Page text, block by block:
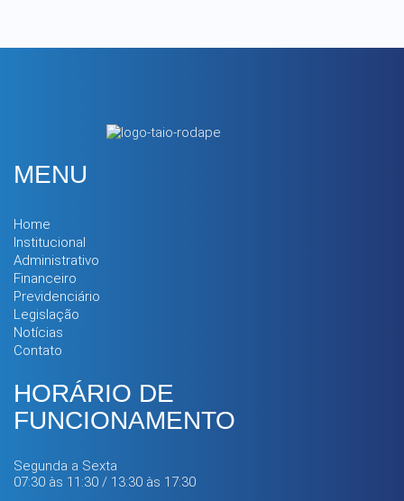
MENU
Home
Institucional
Administrativo
Financeiro
Previdenciário
Legislação
Notícias
Contato
HORÁRIO DE
FUNCIONAMENTO
Segunda a Sexta
07:30 às 11:30 / 13:30 às 17:30